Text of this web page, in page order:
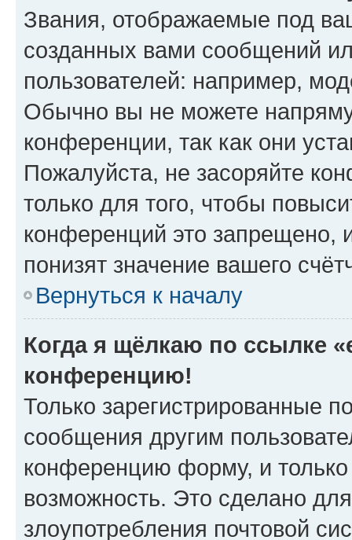
Звания, отображаемые под
созданных вами сообщений
пользователей: например,
Обычно вы не можете
конференции, так как они
Пожалуйста, не засоряйте
только для того, чтобы
конференций это запрещено,
понизят значение вашего
Вернуться к началу
Когда я щёлкаю по ссылке
конференцию!
Только зарегистрированные
сообщения другим
конференцию форму, и
возможность. Это сделано
злоупотребления почтовой